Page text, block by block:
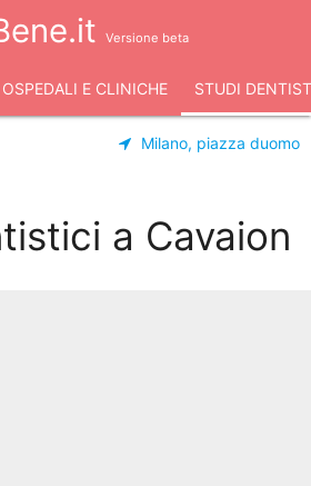
Versione beta
OSPEDALI E CLINICHE STUDI
Milano, piazza duomo
a Cavaion